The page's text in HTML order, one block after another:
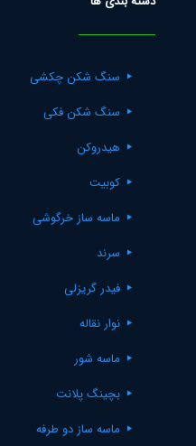
سنگ شکن چکشی
سنگ شکن فکی
هیدروکن
کوبیت
ماسه ساز خرگوشی
سرند
فیدر گریزلی
نوار نقاله
ماسه شور
بچینگ پلانت
ماسه ساز دو طرفه